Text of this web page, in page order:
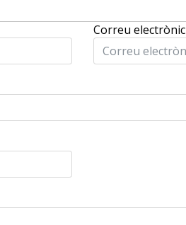
Correu electrònic